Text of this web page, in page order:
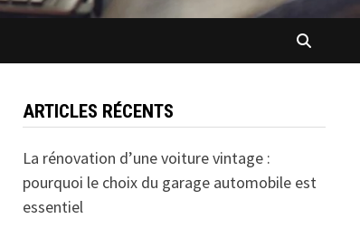
ARTICLES RÉCENTS
La rénovation d’une voiture vintage :
pourquoi le choix du garage automobile est
essentiel